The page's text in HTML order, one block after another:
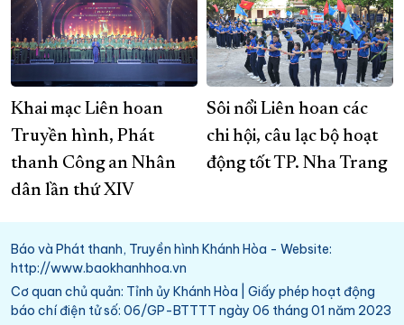
Khai mạc Liên hoan
Truyền hình, Phát
thanh Công an Nhân
dân lần thứ XIV
Sôi nổi Liên hoan các
chi hội, câu lạc bộ hoạt
động tốt TP. Nha Trang
Báo và Phát thanh, Truyền hình Khánh Hòa - Website:
http://www.baokhanhhoa.vn
Cơ quan chủ quản: Tỉnh ủy Khánh Hòa | Giấy phép hoạt động
báo chí điện tử số: 06/GP-BTTTT ngày 06 tháng 01 năm 2023